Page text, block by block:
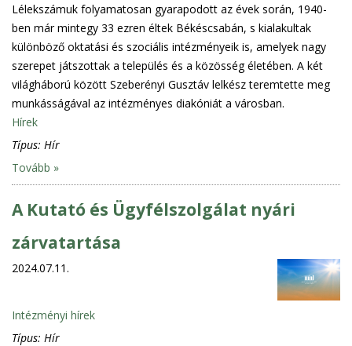
Lélekszámuk folyamatosan gyarapodott az évek során, 1940-
ben már mintegy 33 ezren éltek Békéscsabán, s kialakultak
különböző oktatási és szociális intézményeik is, amelyek nagy
szerepet játszottak a település és a közösség életében. A két
világháború között Szeberényi Gusztáv lelkész teremtette meg
munkásságával az intézményes diakóniát a városban.
Hírek
Típus: Hír
Tovább »
A Kutató és Ügyfélszolgálat nyári
zárvatartása
2024.07.11.
Intézményi hírek
Típus: Hír